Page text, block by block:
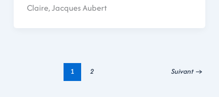
Claire, Jacques Aubert
1 2 Suivant→